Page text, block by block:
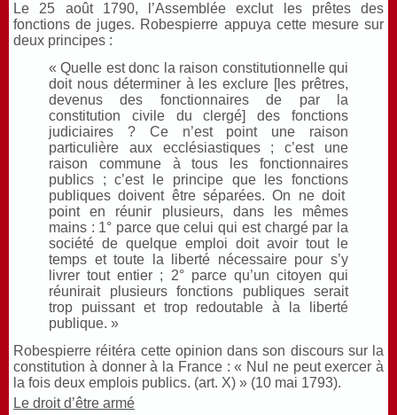
Le 25 août 1790, l’Assemblée exclut les prêtes des
fonctions de juges. Robespierre appuya cette mesure sur
deux principes :
« Quelle est donc la raison constitutionnelle qui
doit nous déterminer à les exclure [les prêtres,
devenus des fonctionnaires de par la
constitution civile du clergé] des fonctions
judiciaires ? Ce n’est point une raison
particulière aux ecclésiastiques ; c’est une
raison commune à tous les fonctionnaires
publics ; c’est le principe que les fonctions
publiques doivent être séparées. On ne doit
point en réunir plusieurs, dans les mêmes
mains : 1° parce que celui qui est chargé par la
société de quelque emploi doit avoir tout le
temps et toute la liberté nécessaire pour s’y
livrer tout entier ; 2° parce qu’un citoyen qui
réunirait plusieurs fonctions publiques serait
trop puissant et trop redoutable à la liberté
publique. »
Robespierre réitéra cette opinion dans son discours sur la
constitution à donner à la France : « Nul ne peut exercer à
la fois deux emplois publics. (art. X) » (10 mai 1793).
Le droit d’être armé